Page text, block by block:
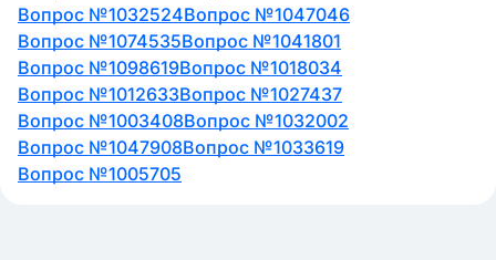
Вопрос №1032524Вопрос №1047046
Вопрос №1074535Вопрос №1041801
Вопрос №1098619Вопрос №1018034
Вопрос №1012633Вопрос №1027437
Вопрос №1003408Вопрос №1032002
Вопрос №1047908Вопрос №1033619
Вопрос №1005705